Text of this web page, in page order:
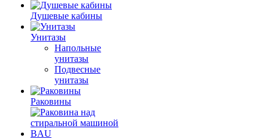
Душевые кабины
Унитазы
Напольные
унитазы
Подвесные
унитазы
Раковины